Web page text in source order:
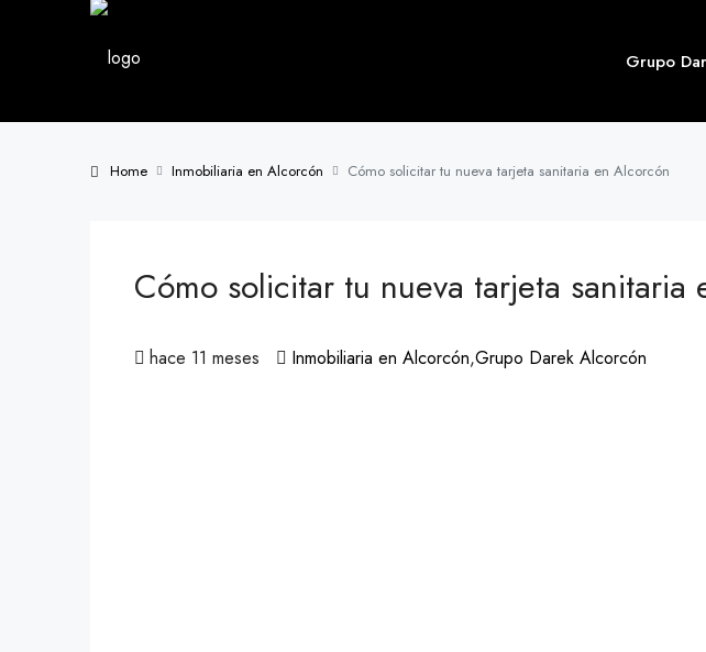
Grupo
Home Inmobiliaria en Alcorcón Cómo solicitar tu nueva tarjeta sanitaria en Alcorcón
Cómo solicitar tu nueva tarjeta sanitaria
hace 11 meses Inmobiliaria en Alcorcón,Grupo Darek Alcorcón